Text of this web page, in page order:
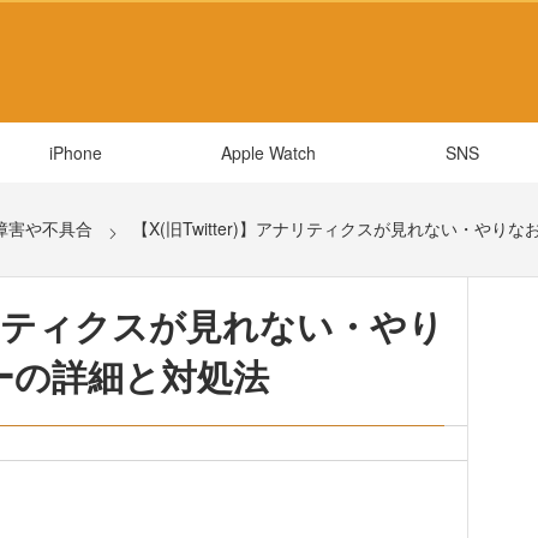
iPhone Apple Watch SNS
害や不具合 【X(旧Twitter)】アナリティクスが見れない・やりな
ィクスが見れない・やり
詳細と対処法